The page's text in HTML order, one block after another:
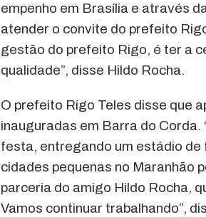
empenho em Brasília e através
atender o convite do prefeito
gestão do prefeito Rigo, é ter a
qualidade”, disse Hildo Rocha.
O prefeito Rigo Teles disse que
inauguradas em Barra do
festa, entregando um estádio de
cidades pequenas no Maranhão
parceria do amigo Hildo Rocha,
Vamos continuar trabalhando”,